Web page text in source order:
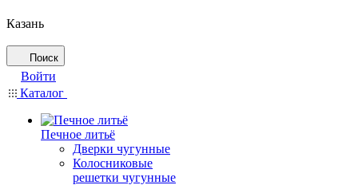
Казань
Поиск
Войти
Каталог
Печное литьё
Дверки чугунные
Колосниковые
решетки чугунные